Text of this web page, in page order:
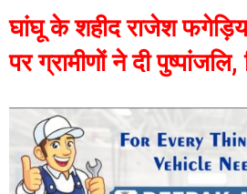
घांघू के शहीद राजेश
पर ग्रामीणों ने दी पुष्पांजलि,